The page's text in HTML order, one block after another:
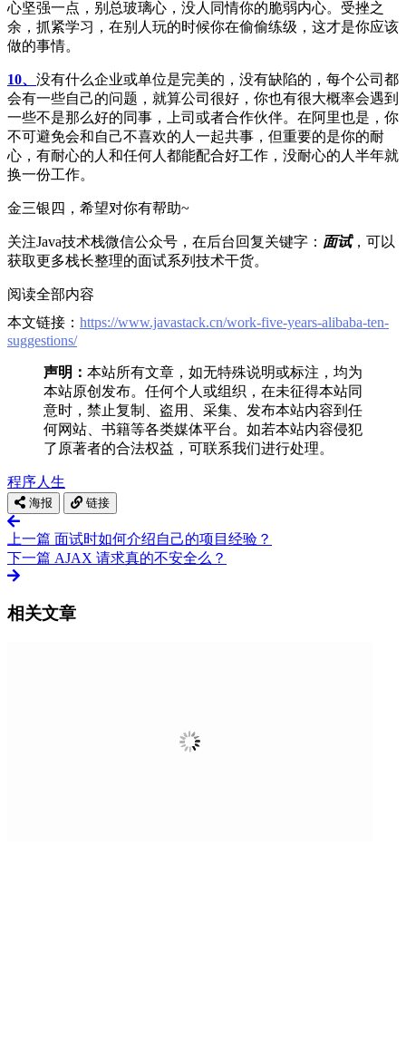
心坚强一点，别总玻璃心，没人同情你的脆弱内心。受挫之
余，抓紧学习，在别人玩的时候你在偷偷练级，这才是你应该
做的事情。
10、 没有什么企业或单位是完美的，没有缺陷的，每个公司都
会有一些自己的问题，就算公司很好，你也有很大概率会遇到
一些不是那么好的同事，上司或者合作伙伴。在阿里也是，你
不可避免会和自己不喜欢的人一起共事，但重要的是你的耐
心，有耐心的人和任何人都能配合好工作，没耐心的人半年就
换一份工作。
金三银四，希望对你有帮助~
关注Java技术栈微信公众号，在后台回复关键字： 面试，可以
获取更多栈长整理的面试系列技术干货。
阅读全部内容
本文链接： https://www.javastack.cn/work-five-years-alibaba-ten-
suggestions/
声明： 本站所有文章，如无特殊说明或标注，均为
本站原创发布。任何个人或组织，在未征得本站同
意时，禁止复制、盗用、采集、发布本站内容到任
何网站、书籍等各类媒体平台。如若本站内容侵犯
了原著者的合法权益，可联系我们进行处理。
程序人生
海报 链接
上一篇 面试时如何介绍自己的项目经验？
下一篇 AJAX 请求真的不安全么？
相关文章